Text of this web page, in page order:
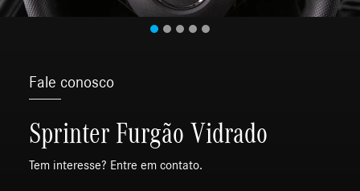
Fale conosco
Sprinter Furgão Vidrado
Tem interesse? Entre em contato.